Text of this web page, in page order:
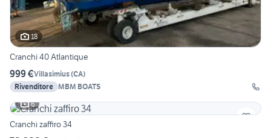
18
Cranchi 40 Atlantique
999 €Villasimius(CA)
Rivenditore MBM BOATS
6
Cranchi zaffiro 34